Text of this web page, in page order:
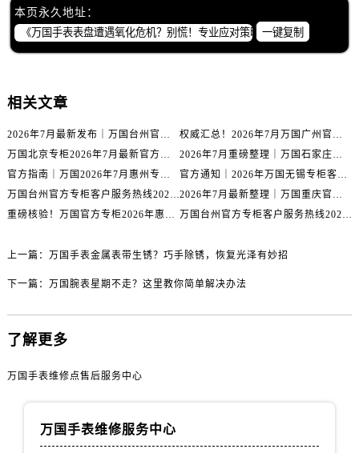
内蒙古自治区鄂尔多斯市东胜区伊金霍洛街万国售后服务中心（需提前预约）
内蒙古自治区乌兰察布市集宁区恩和大街万国售后服务中心（需提前预约）
山西省大同市平城区迎宾街万国售后服务中心（需提前预约）
本页永久地址：
一键复制
相关文章
2026年7月最新发布｜万国台州官方专柜客户服务热线与专柜信息攻略
权威汇总！2026年7月万国广州官方专柜客户服务电话及门店名录
万国北京专柜2026年7月最新官方客服热线｜门店信息及服务攻略发布
2026年7月重磅整理｜万国石家庄官方专柜服务电话&客户服务中心公告
官方指南｜万国2026年7月惠州专柜客户服务热线与门店信息全攻略
官方通知｜2026年万国无锡专柜客户服务热线全新升级（附7月最新专柜信息汇总）
万国台州官方专柜客户服务热线2026年7月最新公告｜专柜信息权威核验
2026年7月最新整理｜万国重庆官方专柜名录+客服电话，门店信息大公开
重磅核验！万国官方专柜2026年惠州客户服务热线与门店信息（7月最新）
万国台州官方专柜客户服务热线2026年7月最新通告｜专柜信息权威发布
上一篇： 万国手表金属表带生锈？巧手除锈，恢复光泽有妙招
下一篇： 万国腕表星期不走？这里教你简单解决办法
了解更多
万国手表维修点售后服务中心
万国手表维修服务中心